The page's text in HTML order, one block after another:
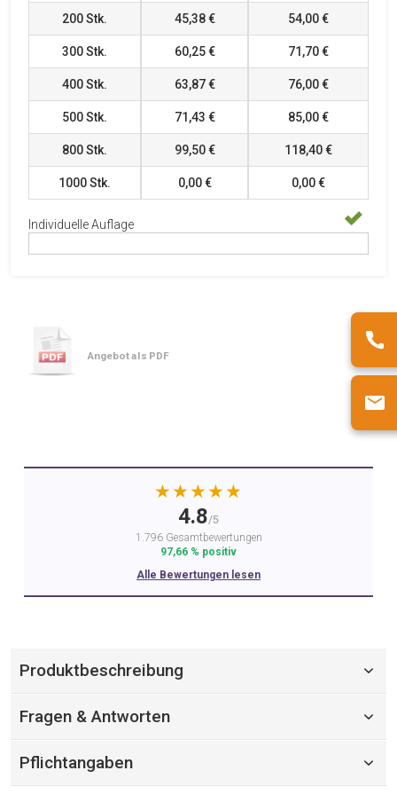
200Stk. 45,38 € 54,00 €
300Stk. 60,25 € 71,70 €
400Stk. 63,87 € 76,00 €
500Stk. 71,43 € 85,00 €
800Stk. 99,50 € 118,40 €
1000Stk. 0,00 € 0,00 €
Individuelle Auflage
Angebot als PDF
★★★★★
4.8/5
1.796 Gesamtbewertungen
97,66 % positiv
Alle Bewertungen lesen
Produktbeschreibung
Fragen & Antworten
Pflichtangaben